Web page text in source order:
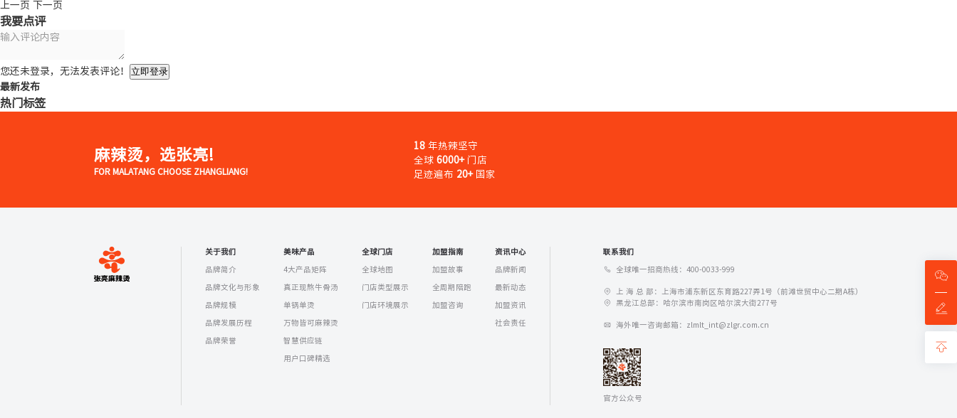
上一页 下一页
我要点评
您还未登录，无法发表评论！ 立即登录
最新发布
热门标签
麻辣烫，选张亮!
FOR MALATANG CHOOSE ZHANGLIANG!
18 年热辣坚守
全球6000+门店
足迹遍布 20+国家
关于我们
品牌简介
品牌文化与形象
品牌规模
品牌发展历程
品牌荣誉
美味产品
4大产品矩阵
真正现熬牛骨汤
单锅单烫
万物皆可麻辣烫
智慧供应链
用户口碑精选
全球门店
全球地图
门店类型展示
门店环境展示
加盟指南
加盟故事
全周期陪跑
加盟咨询
资讯中心
品牌新闻
最新动态
加盟资讯
社会责任
联系我们
全球唯一招商热线：400-0033-999
上 海 总 部：上海市浦东新区东育路227弄1号（前滩世贸中心二期A栋）
黑龙江总部：哈尔滨市南岗区哈尔滨大街277号
海外唯一咨询邮箱：zlmlt_int@zlgr.com.cn
官方公众号